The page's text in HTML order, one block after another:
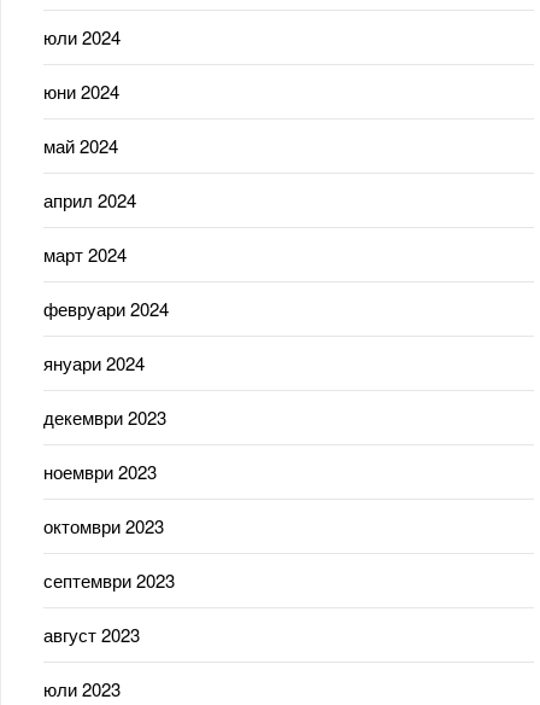
юли 2024
юни 2024
май 2024
април 2024
март 2024
февруари 2024
януари 2024
декември 2023
ноември 2023
октомври 2023
септември 2023
август 2023
юли 2023